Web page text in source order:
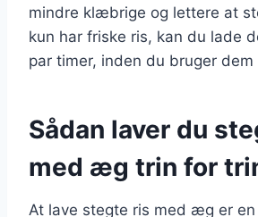
mindre klæbrige og lettere at
kun har friske ris, kan du lade
par timer, inden du bruger
Sådan laver du
med æg trin for
At lave stegte ris med æg er en